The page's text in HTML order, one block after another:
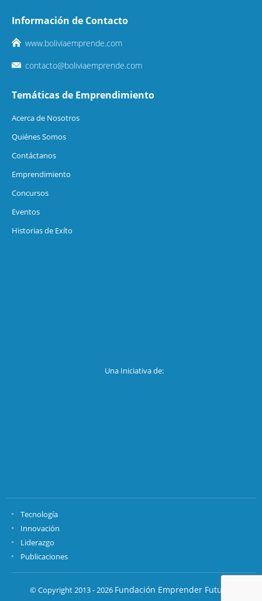
Información de Contacto
www.boliviaemprende.com
contacto@boliviaemprende.com
Temáticas de Emprendimiento
Acerca de Nosotros
Quiénes Somos
Contáctanos
Emprendimiento
Concursos
Eventos
Historias de Exíto
Una Iniciativa de:
Tecnología
Innovación
Liderazgo
Publicaciones
© Copyright 2013 - 2026 Fundación Emprender Futuro.